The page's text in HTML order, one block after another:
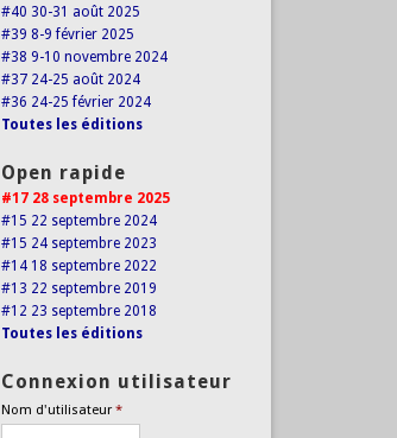
#40 30-31 août 2025
#39 8-9 février 2025
#38 9-10 novembre 2024
#37 24-25 août 2024
#36 24-25 février 2024
Toutes les éditions
Open rapide
#17 28 septembre 2025
#15 22 septembre 2024
#15 24 septembre 2023
#14 18 septembre 2022
#13 22 septembre 2019
#12 23 septembre 2018
Toutes les éditions
Connexion utilisateur
Nom d'utilisateur*